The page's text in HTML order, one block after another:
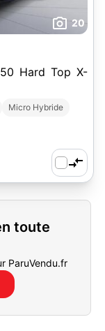
20
Hard Top X-
Micro Hybride
toute
ParuVendu.fr